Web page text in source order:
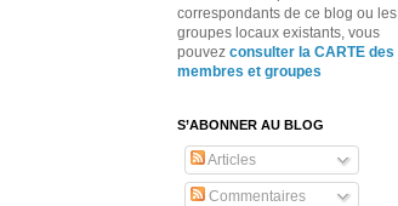
correspondants de ce blog ou les
groupes locaux existants, vous
pouvez consulter la CARTE des
membres et groupes
S’ABONNER AU BLOG
Articles
Commentaires